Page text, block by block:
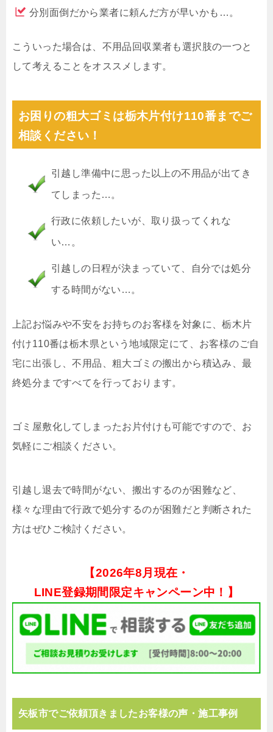
分別面倒だから業者に頼んだ方が早いかも…。
こういった場合は、不用品回収業者も選択肢の一つと
して考えることをオススメします。
お困りの粗大ゴミは栃木片付け110番までご
相談ください！
引越し準備中に思った以上の不用品が出てき
てしまった…。
行政に依頼したいが、取り扱ってくれな
い…。
引越しの日程が決まっていて、自分では処分
する時間がない…。
上記お悩みや不安をお持ちのお客様を対象に、栃木片
付け110番は栃木県という地域限定にて、お客様のご自
宅に出張し、不用品、粗大ゴミの搬出から積込み、最
終処分まですべてを行っております。
ゴミ屋敷化してしまったお片付けも可能ですので、お
気軽にご相談ください。
引越し退去で時間がない、搬出するのが困難など、
様々な理由で行政で処分するのが困難だと判断された
方はぜひご検討ください。
【2026年8月現在・
LINE登録期間限定キャンペーン中！】
矢板市でご依頼頂きましたお客様の声・施工事例